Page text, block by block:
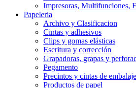
Impresoras, Multifunciones,
Papeleria
Archivo y Clasificacion
Cintas y adhesivos
Clips y gomas elásticas
Escritura y corrección
Grapadoras, grapas y
Pegamento
Precintos y cintas de embalaje
Productos de papel